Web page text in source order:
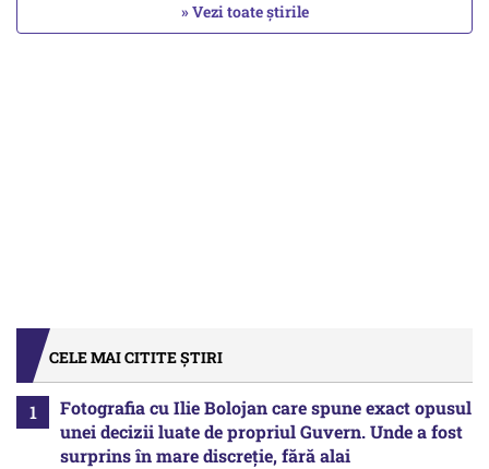
» Vezi toate știrile
CELE MAI CITITE ȘTIRI
Fotografia cu Ilie Bolojan care spune exact opusul
unei decizii luate de propriul Guvern. Unde a fost
surprins în mare discreție, fără alai